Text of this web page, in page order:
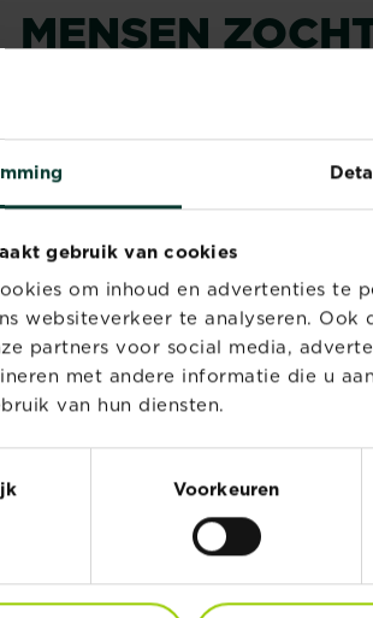
gebruik van cookies
om inhoud en advertenties te
websiteverkeer te analyseren.
partners voor social media,
met andere informatie die u
van hun diensten.
Voorkeuren
MENSEN
Substral Naturen
Moestuinpotgrond
Verkooppunten